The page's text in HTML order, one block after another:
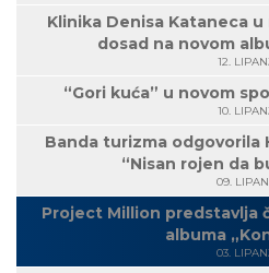
Klinika Denisa Kataneca
dosad na novom
12.
“Gori kuća” u novom
10.
Banda turizma odgovorila
“Nisan rojen da
09.
Project Million predstavlja
albuma
03.